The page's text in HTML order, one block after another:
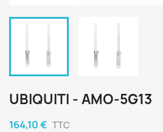
UBIQUITI - AMO-5G13
164,10 € TTC